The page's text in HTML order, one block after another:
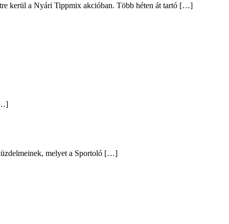
kerül a Nyári Tippmix akcióban. Több héten át tartó […]
melyet a Sportoló […]